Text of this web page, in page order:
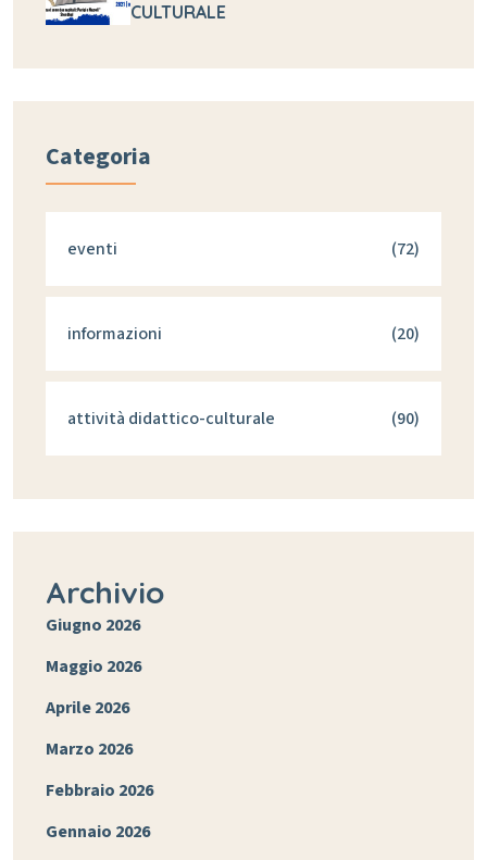
CULTURALE
Categoria
eventi (72)
informazioni (20)
attività didattico-culturale (90)
Archivio
Giugno 2026
Maggio 2026
Aprile 2026
Marzo 2026
Febbraio 2026
Gennaio 2026